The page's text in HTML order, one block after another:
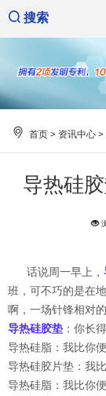
搜索
首页> 资讯中心>
导热硅
话说周一早上，
班，可不巧的是在
啊，一场针锋相对
导热硅胶垫 ：你长
导热硅脂：我比你便
导热硅胶片垫：我
导热硅脂：我比你便